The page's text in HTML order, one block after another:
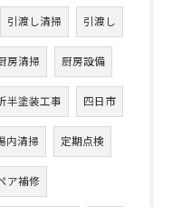
引渡し清掃 引渡し
房清掃 厨房設備
半塗装工事 四日市
内清掃 定期点検
ア補修